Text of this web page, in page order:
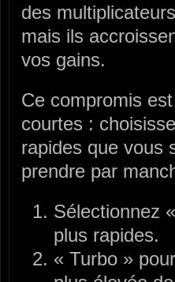
des
mais ils
vos gains.
Ce compromis
courtes :
rapides que vous
prendre par
Sélectionnez
plus rapides.
« Turbo »